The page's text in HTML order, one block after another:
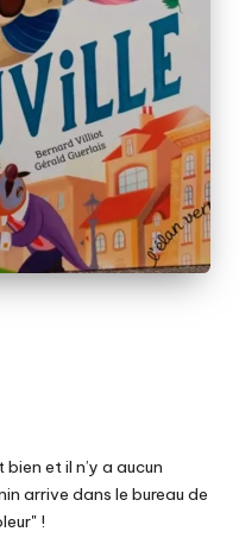
et il n’y a aucun
arrive dans le bureau de
!